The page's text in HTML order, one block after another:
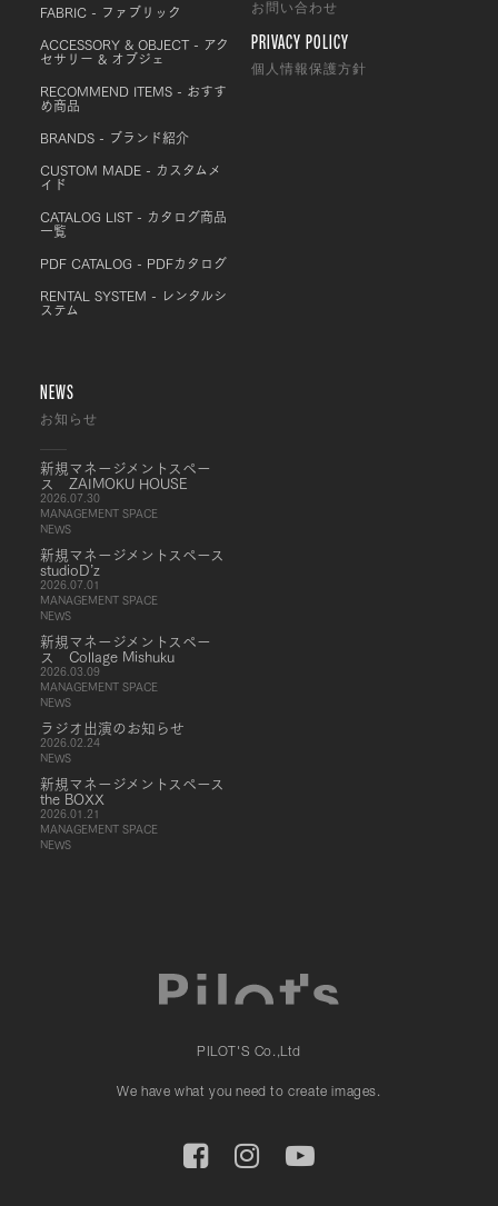
FABRIC - ファブリック
ACCESSORY & OBJECT - アク
セサリー & オブジェ
RECOMMEND ITEMS - おすす
め商品
BRANDS - ブランド紹介
CUSTOM MADE - カスタムメ
イド
CATALOG LIST - カタログ商品
一覧
PDF CATALOG - PDFカタログ
RENTAL SYSTEM - レンタルシ
ステム
お問い合わせ
PRIVACY POLICY
個人情報保護方針
NEWS
お知らせ
新規マネージメントスペー
ス ZAIMOKU HOUSE
2026.07.30
MANAGEMENT SPACE
NEWS
新規マネージメントスペース
studioD’z
2026.07.01
MANAGEMENT SPACE
NEWS
新規マネージメントスペー
ス Collage Mishuku
2026.03.09
MANAGEMENT SPACE
NEWS
ラジオ出演のお知らせ
2026.02.24
NEWS
新規マネージメントスペース
the BOXX
2026.01.21
MANAGEMENT SPACE
NEWS
PILOT'S Co.,Ltd
We have what you need to create images.